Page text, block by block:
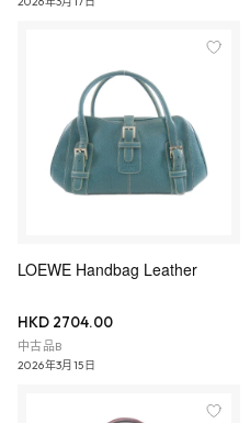
LOEWE Handbag Leather
HKD 2704.00
中古品B
2026年3月15日